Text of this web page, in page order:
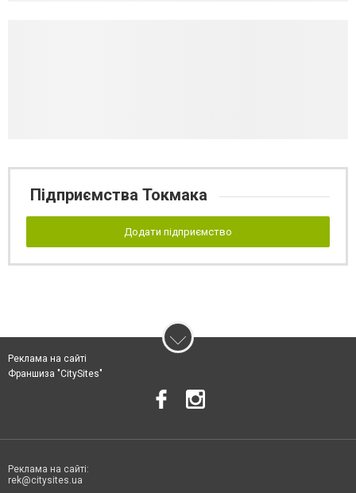
Підприємства Токмака
Додати підприємство
Реклама на сайті
Франшиза "CitySites"
Реклама на сайті:
rek@citysites.ua